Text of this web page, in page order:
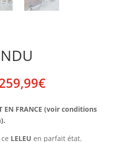
€Plage
de
prix :
250,00€
259,99€
EN FRANCE (voir conditions
LELEU en parfait état.